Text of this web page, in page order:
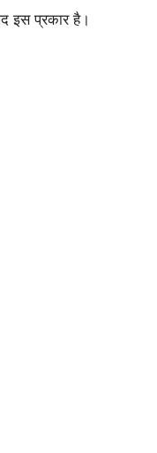
इस प्रकार है।